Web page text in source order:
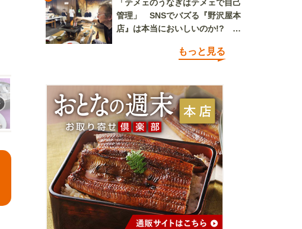
「テメェのうなぎはテメェで自己
管理」 SNSでバズる『野沢屋本
店』は本当においしいのか!? い
もっと見る